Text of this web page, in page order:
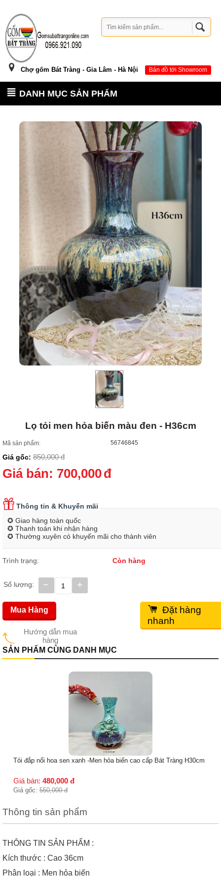
Chợ gốm Bát Tràng - Gia Lâm - Hà Nội Bản đồ tới Showroom
DANH MỤC SẢN PHẨM
Lọ tỏi men hỏa biến màu đen - H36cm
Mã sản phẩm: 56746845
Giá gốc: 850,000 đ
Giá bán: 700,000đ
Thông tin & Khuyến mãi
✪ Giao hàng toàn quốc
✪ Thanh toán khi nhận hàng
✪ Thường xuyên có khuyến mãi cho thành viên
Trình trạng: Còn hàng
Số lượng: +
−
Hướng dẫn mua
hàng
Mua Hàng
Đặt hàng
nhanh
SẢN PHẨM CÙNG DANH MỤC
Tỏi Ngỗng men hỏa biến cao cấp - H36cm
350,000 đ
Thông tin sản phẩm
THÔNG TIN SẢN PHẨM :
Kích thước : Cao 36cm
Phân loại : Men hỏa biến